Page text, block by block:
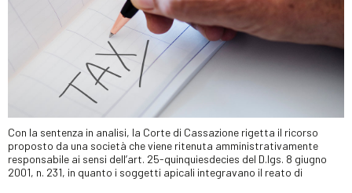
Con la sentenza in analisi, la Corte di Cassazione rigetta il ricorso
proposto da una società che viene ritenuta amministrativamente
responsabile ai sensi dell’art. 25-quinquiesdecies del D.lgs. 8 giugno
2001, n. 231, in quanto i soggetti apicali integravano il reato di